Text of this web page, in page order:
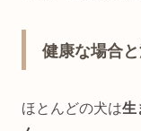
健康な場合
ほとんどの犬は生